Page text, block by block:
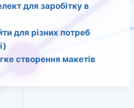
для заробітку в
для різних потреб
створення макетів